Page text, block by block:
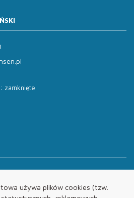
używa plików cookies (tzw.
zamknięte